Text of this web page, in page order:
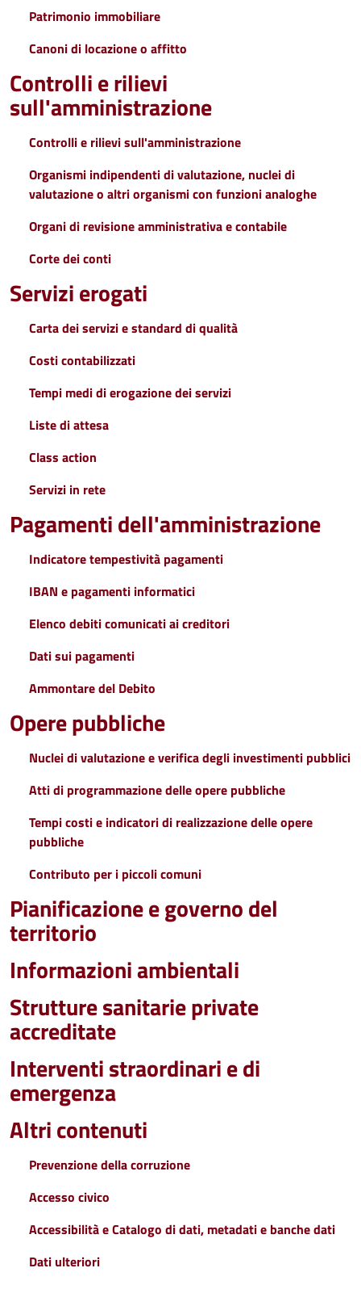
Patrimonio immobiliare
Canoni di locazione o affitto
Controlli e rilievi
sull'amministrazione
Controlli e rilievi sull'amministrazione
Organismi indipendenti di valutazione, nuclei di
valutazione o altri organismi con funzioni analoghe
Organi di revisione amministrativa e contabile
Corte dei conti
Servizi erogati
Carta dei servizi e standard di qualità
Costi contabilizzati
Tempi medi di erogazione dei servizi
Liste di attesa
Class action
Servizi in rete
Pagamenti dell'amministrazione
Indicatore tempestività pagamenti
IBAN e pagamenti informatici
Elenco debiti comunicati ai creditori
Dati sui pagamenti
Ammontare del Debito
Opere pubbliche
Nuclei di valutazione e verifica degli investimenti pubblici
Atti di programmazione delle opere pubbliche
Tempi costi e indicatori di realizzazione delle opere
pubbliche
Contributo per i piccoli comuni
Pianificazione e governo del
territorio
Informazioni ambientali
Strutture sanitarie private
accreditate
Interventi straordinari e di
emergenza
Altri contenuti
Prevenzione della corruzione
Accesso civico
Accessibilità e Catalogo di dati, metadati e banche dati
Dati ulteriori